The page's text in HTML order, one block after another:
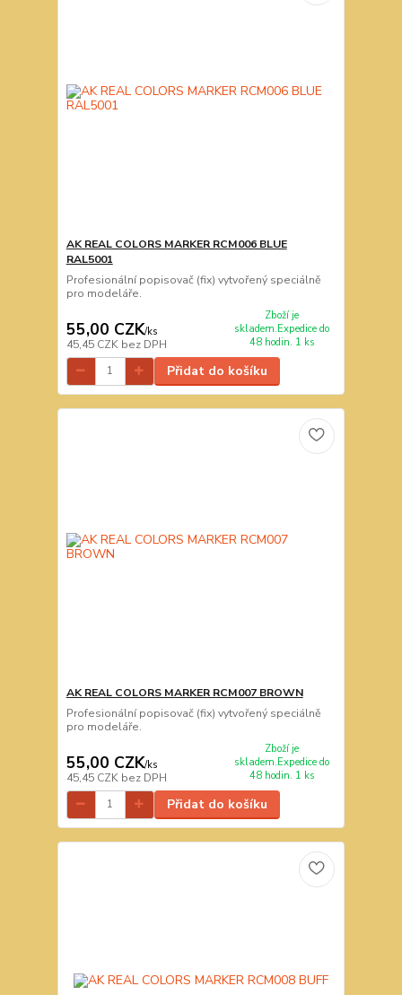
AK REAL COLORS MARKER RCM006 BLUE
RAL5001
Profesionální popisovač (fix) vytvořený speciálně
pro modeláře.
55,00 CZK/ks
45,45 CZK bez DPH
Zboží je
skladem.Expedice do
48 hodin. 1 ks
Přidat do košíku
AK REAL COLORS MARKER RCM007 BROWN
Profesionální popisovač (fix) vytvořený speciálně
pro modeláře.
55,00 CZK/ks
45,45 CZK bez DPH
Zboží je
skladem.Expedice do
48 hodin. 1 ks
Přidat do košíku